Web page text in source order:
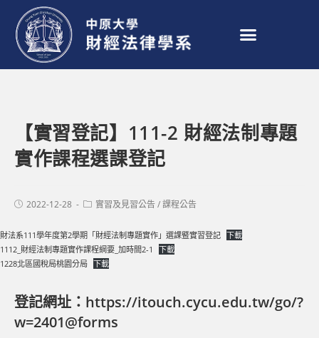
【實習登記】111-2 財經法制專題
實作課程選課登記
2022-12-28 實習及見習公告/課程公告
財法系111學年度第2學期「財經法制專題實作」選課暨實習登記 下載
1112_財經法制專題實作課程綱要_加時間2-1
下載
1228北區國稅局桃園分局 下載
登記網址： https://itouch.cycu.edu.tw/go/?
w=2401@forms